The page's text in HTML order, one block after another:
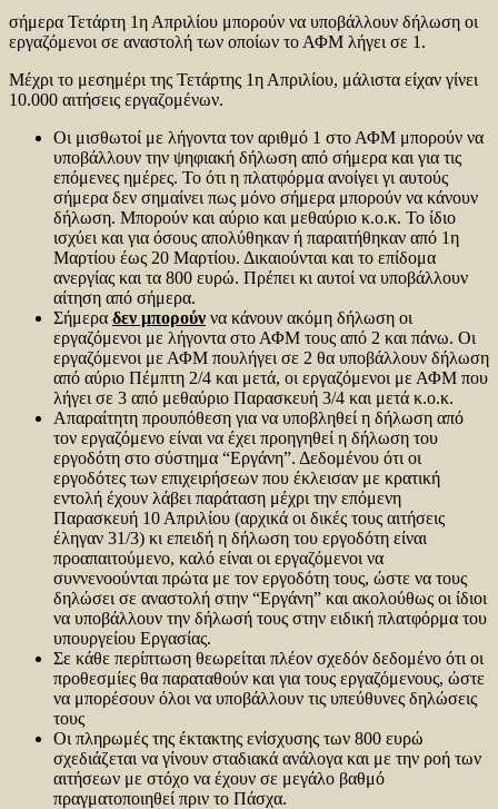
σήμερα Τετάρτη 1η Απριλίου μπορούν να υποβάλλουν δήλωση οι
εργαζόμενοι σε αναστολή των οποίων το ΑΦΜ λήγει σε 1.
Μέχρι το μεσημέρι της Τετάρτης 1η Απριλίου, μάλιστα είχαν γίνει
10.000 αιτήσεις εργαζομένων.
Οι μισθωτοί με λήγοντα τον αριθμό 1 στο ΑΦΜ μπορούν να
υποβάλλουν την ψηφιακή δήλωση από σήμερα και για τις
επόμενες ημέρες. Το ότι η πλατφόρμα ανοίγει γι αυτούς
σήμερα δεν σημαίνει πως μόνο σήμερα μπορούν να κάνουν
δήλωση. Μπορούν και αύριο και μεθαύριο κ.ο.κ. Το ίδιο
ισχύει και για όσους απολύθηκαν ή παραιτήθηκαν από 1η
Μαρτίου έως 20 Μαρτίου. Δικαιούνται και το επίδομα
ανεργίας και τα 800 ευρώ. Πρέπει κι αυτοί να υποβάλλουν
αίτηση από σήμερα.
Σήμερα δεν μπορούν να κάνουν ακόμη δήλωση οι
εργαζόμενοι με λήγοντα στο ΑΦΜ τους από 2 και πάνω. Οι
εργαζόμενοι με ΑΦΜ πουλήγει σε 2 θα υποβάλλουν δήλωση
από αύριο Πέμπτη 2/4 και μετά, οι εργαζόμενοι με ΑΦΜ που
λήγει σε 3 από μεθαύριο Παρασκευή 3/4 και μετά κ.ο.κ.
Απαραίτητη προυπόθεση για να υποβληθεί η δήλωση από
τον εργαζόμενο είναι να έχει προηγηθεί η δήλωση του
εργοδότη στο σύστημα “Εργάνη”. Δεδομένου ότι οι
εργοδότες των επιχειρήσεων που έκλεισαν με κρατική
εντολή έχουν λάβει παράταση μέχρι την επόμενη
Παρασκευή 10 Απριλίου (αρχικά οι δικές τους αιτήσεις
έληγαν 31/3) κι επειδή η δήλωση του εργοδότη είναι
προαπαιτούμενο, καλό είναι οι εργαζόμενοι να
συννενοούνται πρώτα με τον εργοδότη τους, ώστε να τους
δηλώσει σε αναστολή στην “Εργάνη” και ακολούθως οι ίδιοι
να υποβάλλουν την δήλωσή τους στην ειδική πλατφόρμα του
υπουργείου Εργασίας.
Σε κάθε περίπτωση θεωρείται πλέον σχεδόν δεδομένο ότι οι
προθεσμίες θα παραταθούν και για τους εργαζόμενους, ώστε
να μπορέσουν όλοι να υποβάλλουν τις υπεύθυνες δηλώσεις
τους
Οι πληρωμές της έκτακτης ενίσχυσης των 800 ευρώ
σχεδιάζεται να γίνουν σταδιακά ανάλογα και με την ροή των
αιτήσεων με στόχο να έχουν σε μεγάλο βαθμό
πραγματοποιηθεί πριν το Πάσχα.